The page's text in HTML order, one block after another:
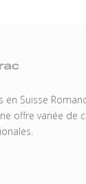
Suisse
offre variée de